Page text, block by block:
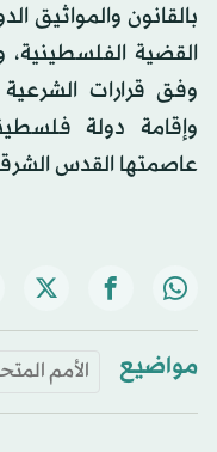
بالقانون والمواثيق
القضية
وفق قرارات الشرعية
عاصمتها القدس
مواضيع الأمم